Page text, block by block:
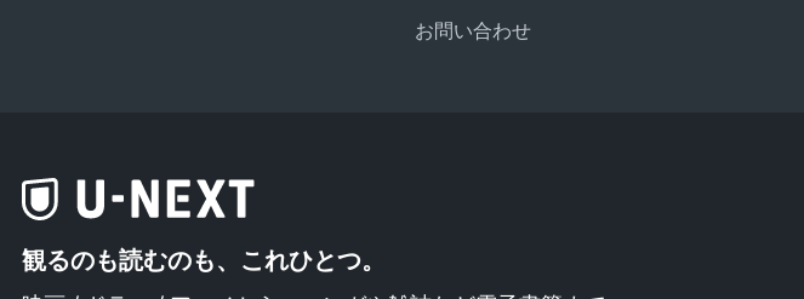
お問い合わせ
観るのも読むのも、これひとつ。